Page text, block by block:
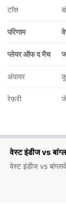
वेस्ट इंडीज vs
वेस्ट इंडीज vs
टॉस
परिणाम
प्लेयर ऑफ द मैच
अंपायर
रेफ़री